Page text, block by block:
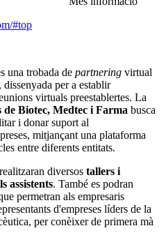
#top
una trobada de partnering virtual
, dissenyada per a establir
virtuals preestablertes. La
de Biotec, Medtec i Farma busca
i donar suport al
mitjançant una plataforma
entre diferents entitats.
diversos tallers i
assistents. També es podran
permetran als empresaris
d'empreses líders de la
per conèixer de primera mà